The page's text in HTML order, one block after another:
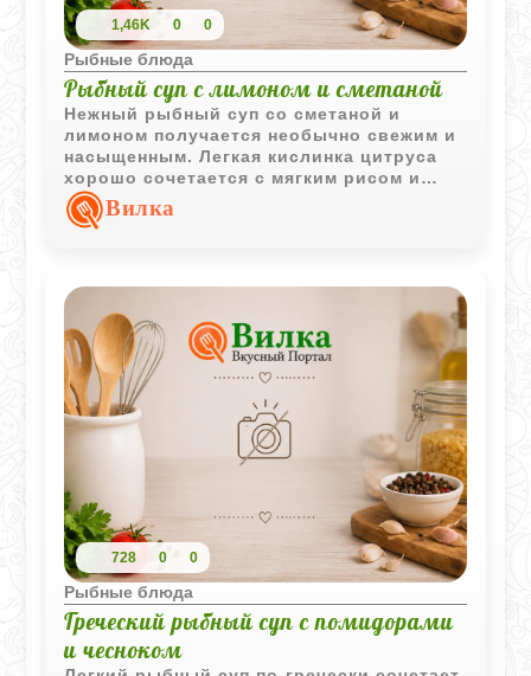
1,46K 0 0
Рыбные блюда
Рыбный суп с лимоном и сметаной
Нежный рыбный суп со сметаной и
лимоном получается необычно свежим и
насыщенным. Легкая кислинка цитруса
хорошо сочетается с мягким рисом и
ароматным рыбным бульоном.
Вилка
728 0 0
Рыбные блюда
Греческий рыбный суп с помидорами
и чесноком